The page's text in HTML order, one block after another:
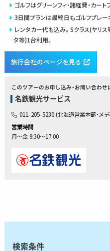
ゴルフはグリーンフィ・諸経費・カー
3日間プランは最終日もゴルフプレー
レンタカー代も込み。Sクラス(ヤリ
タ等)1台利用。
旅行会社のページを見る
このツアーのお申し込み・お問い合わ
名鉄観光サービス
011-205-5230 (北海道営業本部・メデ
営業時間
月～金 9:30～17:00
検索条件